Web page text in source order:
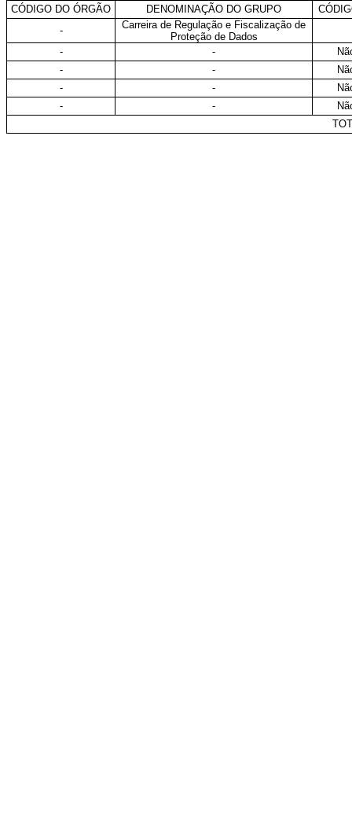
CÓDIGO DO ÓRGÃO DENOMINAÇÃO DO GRUPO
-
Carreira de Regulação e Fiscalização de
Proteção de Dados
-
-
-
-
-
-
-
-